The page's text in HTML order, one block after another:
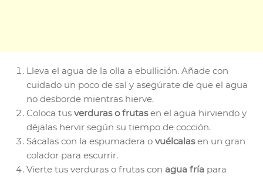
Lleva el agua de la olla a ebullición. Añade con
cuidado un poco de sal y asegúrate de que el agua
no desborde mientras hierve.
Coloca tus verduras o frutasen el agua hirviendo y
déjalas hervir según su tiempo de cocción.
Sácalas con la espumadera o vuélcalasen un gran
colador para escurrir.
Vierte tus verduras o frutas con agua fría para